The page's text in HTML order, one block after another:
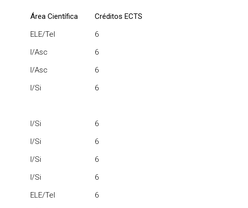
Área Científica
Créditos ECTS
ELE/Tel
6
I/Asc
6
I/Asc
6
I/Si
6
I/Si 6
I/Si 6
I/Si 6
I/Si 6
ELE/Tel 6